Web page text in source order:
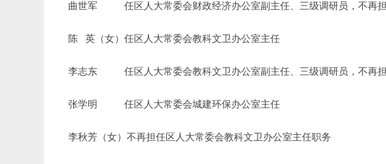
曲世军 任区人大常委会财政经济办公室副主任、三级调研员，不再担
陈 英（女）任区人大常委会教科文卫办公室主任
李志东 任区人大常委会教科文卫办公室副主任、三级调研员，不再担
张学明 任区人大常委会城建环保办公室主任
李秋芳（女）不再担任区人大常委会教科文卫办公室主任职务